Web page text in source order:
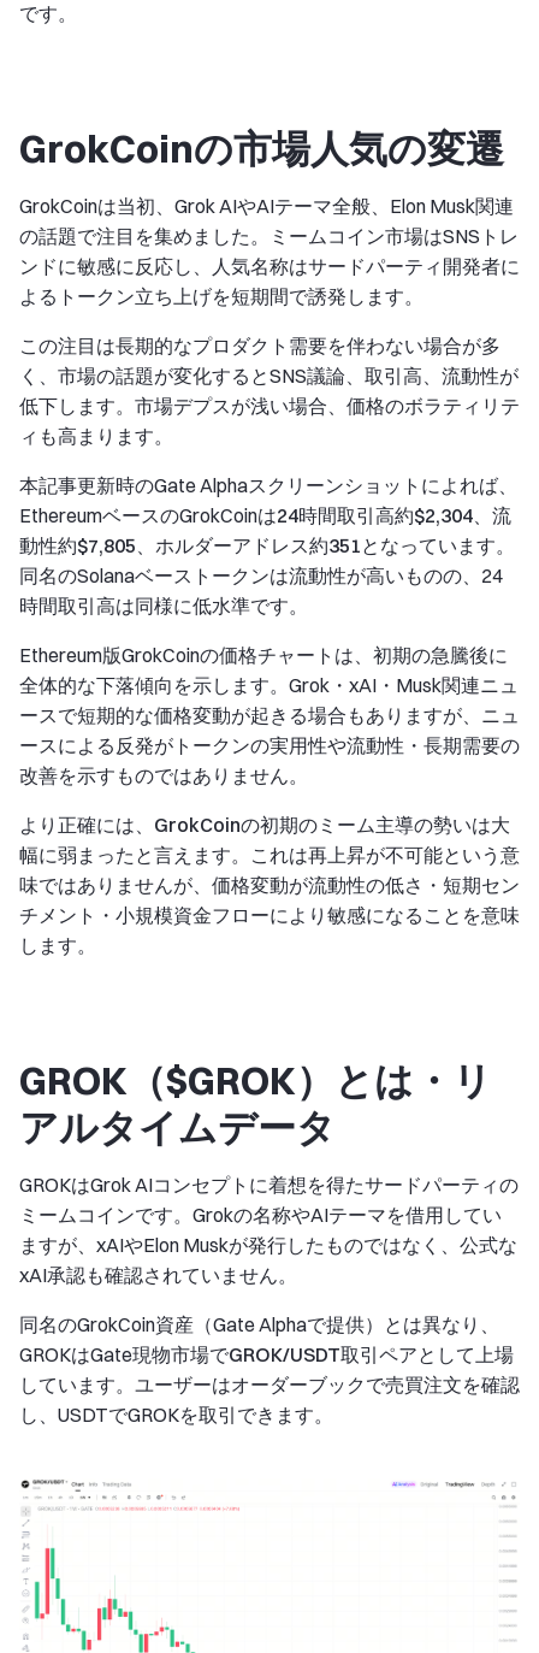
です。
GrokCoinの市場人気の変遷
GrokCoinは当初、Grok AIやAIテーマ全般、Elon Musk関連
の話題で注目を集めました。ミームコイン市場はSNSトレ
ンドに敏感に反応し、人気名称はサードパーティ開発者に
よるトークン立ち上げを短期間で誘発します。
この注目は長期的なプロダクト需要を伴わない場合が多
く、市場の話題が変化するとSNS議論、取引高、流動性が
低下します。市場デプスが浅い場合、価格のボラティリテ
ィも高まります。
本記事更新時のGate Alphaスクリーンショットによれば、
EthereumベースのGrokCoinは24時間取引高約$2,304
流
動性約$7,805
ホルダーアドレス約351となっています。
同名のSolanaベーストークンは流動性が高いものの、24
時間取引高は同様に低水準です。
Ethereum版GrokCoinの価格チャートは、初期の急騰後に
全体的な下落傾向を示します。Grok・xAI・Musk関連ニュ
ースで短期的な価格変動が起きる場合もありますが、ニュ
ースによる反発がトークンの実用性や流動性・長期需要の
改善を示すものではありません。
より正確には、 GrokCoinの初期のミーム主導の勢いは大
幅に弱まった と言えます。これは再上昇が不可能という意
味ではありませんが、価格変動が流動性の低さ・短期セン
チメント・小規模資金フローにより敏感になることを意味
します。
GROK（$GROK）とは・リ
アルタイムデータ
GROKはGrok AIコンセプトに着想を得たサードパーティの
ミームコインです。Grokの名称やAIテーマを借用してい
ますが、xAIやElon Muskが発行したものではなく、公式な
xAI承認も確認されていません。
同名のGrokCoin資産（Gate Alphaで提供）とは異なり、
GROKはGate現物市場でGROK/USDT取引ペアとして上場
しています。ユーザーはオーダーブックで売買注文を確認
し、USDTでGROKを取引できます。